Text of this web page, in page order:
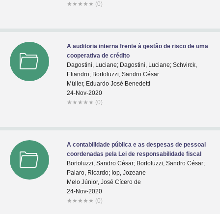
★ ★ ★ ★ ★ (0)
A auditoria interna frente à gestão de risco de uma
cooperativa de crédito
Dagostini, Luciane; Dagostini, Luciane; Schvirck,
Eliandro; Bortoluzzi, Sandro César
Müller, Eduardo José Benedetti
24-Nov-2020
★ ★ ★ ★ ★ (0)
A contabilidade pública e as despesas de pessoal
coordenadas pela Lei de responsabilidade fiscal
Bortoluzzi, Sandro César; Bortoluzzi, Sandro César;
Palaro, Ricardo; Iop, Jozeane
Melo Júnior, José Cícero de
24-Nov-2020
★ ★ ★ ★ ★ (0)